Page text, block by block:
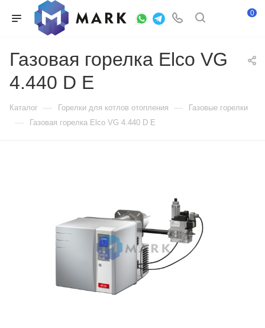
0
Газовая горелка Elco VG
4.440 D E
Каталог — Горелки для котлов отопления — Газовые горелки
— Газовая горелка Elco VG 4.440 D E